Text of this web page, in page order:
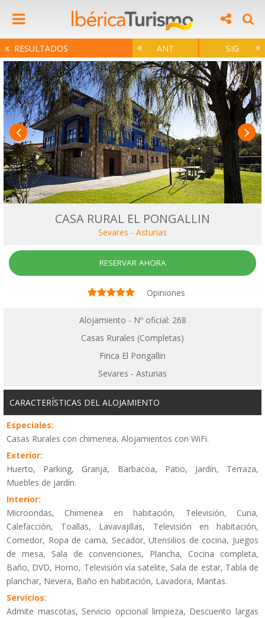
RESULTADOS ANT SIG
CASA RURAL EL PONGALLIN
Sevares - Asturias
RESERVAR AHORA
Opiniones
Alojamiento - Nº oficial: 268
Casas Rurales (Completas)
Finca El Pongallin
Sevares - Asturias
CARACTERÍSTICAS DEL ALOJAMIENTO
Especiales:
Casas Rurales con chimenea, Alojamientos con WiFi.
Exterior:
Huerto, Parking, Granja, Barbacoa, Patio, Jardín, Terraza,
Muebles de jardín.
Interior:
Microondas, Chimenea en habitación, Televisión, Cuna,
Calefacción, Toallas, Lavavajillas, Televisión en habitación,
Comedor, Ropa de cama, Secador, Utensilios de cocina, Juegos
de mesa, Sala de convenciones, Plancha, Cocina completa,
Baño, DVD, Horno, Televisión vía satelite, Sala de estar, Tabla de
planchar, Nevera, Baño en habitación, Lavadora, Mantas.
Servicios:
Admite mascotas, Servicio opcional limpieza, Descuento largas